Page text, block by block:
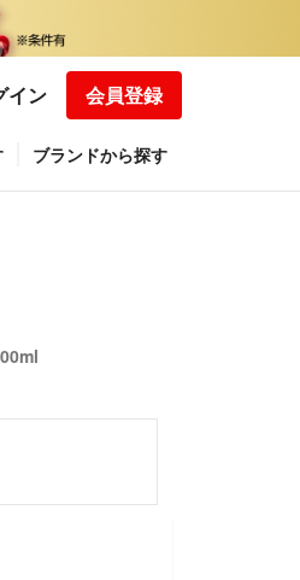
イン 会員登録
ブランドから探す